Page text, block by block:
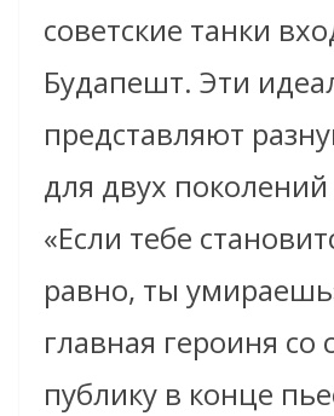
советские танки
Будапешт. Эти
представляют
для двух
«Если тебе
равно, ты
главная героиня со
публику в конце